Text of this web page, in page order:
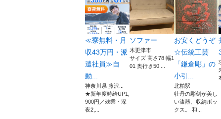
≪寮無料・月
収43万円・派
遣社員≫自
動...
神奈川県 藤沢...
★新年度時給UP1,
900円／残業・深
夜2,...
ソファー
木更津市
サイズ 高さ78 幅1
01 奥行き50 ...
お安くどうぞ
☆伝統工芸
「鎌倉彫」の
小引...
北柏駅
牡丹の彫刻が美し
い漆器、収納ボッ
クス。 和...